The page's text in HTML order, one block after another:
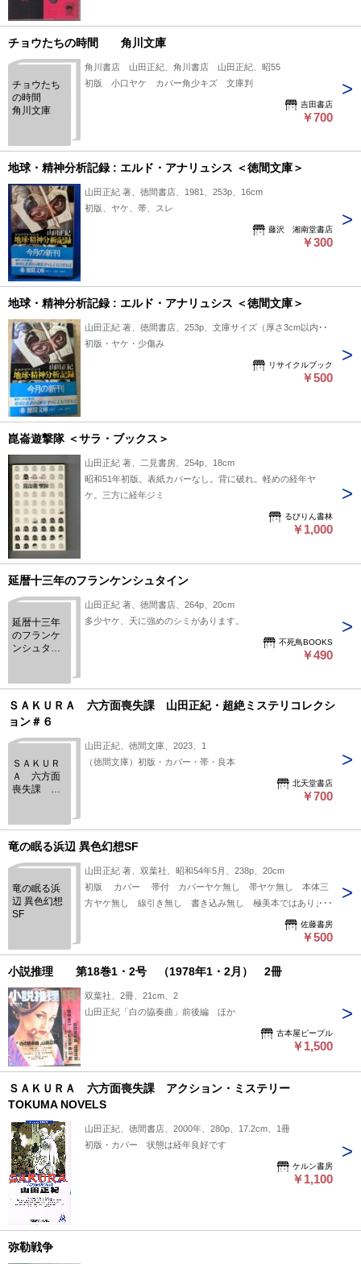
チョウたちの時間 角川文庫
チョウたち
の時間
角川文庫
角川書店 山田正紀、角川書店 山田正紀、昭55
初版 小口ヤケ カバー角少キズ 文庫判
吉田書店
￥700
地球・精神分析記録 : エルド・アナリュシス ＜徳間文庫＞
山田正紀 著、徳間書店、1981、253p、16cm
初版、ヤケ、帯、スレ
藤沢 湘南堂書店
￥300
地球・精神分析記録 : エルド・アナリュシス ＜徳間文庫＞
山田正紀 著、徳間書店、253p、文庫サイズ（厚さ3cm以内）
初版・ヤケ・少傷み
リサイクルブック
￥500
崑崙遊撃隊 ＜サラ・ブックス＞
山田正紀 著、二見書房、254p、18cm
昭和51年初版。表紙カバーなし。背に破れ。軽めの経年ヤ
ケ。三方に経年ジミ
るびりん書林
￥1,000
延暦十三年のフランケンシュタイン
延暦十三年
のフランケ
ンシュタイ
山田正紀 著、徳間書店、264p、20cm
多少ヤケ、天に強めのシミがあります。
不死鳥BOOKS
￥490
ＳＡＫＵＲＡ 六方面喪失課 山田正紀・超絶ミステリコレクシ
ョン＃６
ＳＡＫＵＲ
Ａ 六方面
喪失課 山
コレクショ
ン＃６
山田正紀、徳間文庫、2023、1
（徳間文庫）初版・カバー・帯・良本
北天堂書店
￥700
竜の眠る浜辺 異色幻想SF
竜の眠る浜
辺 異色幻想
SF
山田正紀 著、双葉社、昭和54年5月、238p、20cm
初版 カバー 帯付 カバーヤケ無し 帯ヤケ無し 本体三
方ヤケ無し 線引き無し 書き込み無し 極美本ではありませ
佐藤書房
￥500
小説推理 第18巻1・2号 （1978年1・2月） 2冊
双葉社、2冊、21cm、2
山田正紀「白の協奏曲」前後編 ほか
古本屋ピープル
￥1,500
ＳＡＫＵＲＡ 六方面喪失課 アクション・ミステリー
TOKUMA NOVELS
山田正紀、徳間書店、2000年、280p、17.2cm、1冊
初版・カバー 状態は経年良好です
ケルン書房
￥1,100
弥勒戦争